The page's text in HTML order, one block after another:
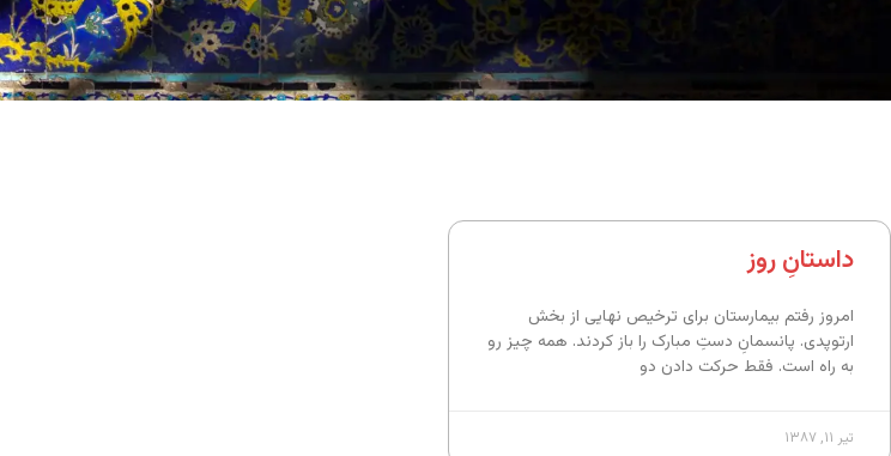
داستانِ روز
امروز رفتم بیمارستان برای ترخیص نهایی از بخش
ارتوپدی. پانسمانِ دستِ مبارک را باز کردند. همه چیز رو
به راه است. فقط حرکت دادن دو
تیر ۱۱, ۱۳۸۷